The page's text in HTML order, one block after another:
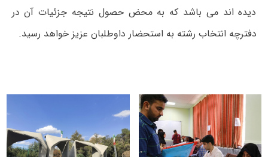
دیده اند می باشد که به محض حصول نتیجه جزئیات آن در
دفترچه انتخاب رشته به استحضار داوطلبان عزیز خواهد رسید.